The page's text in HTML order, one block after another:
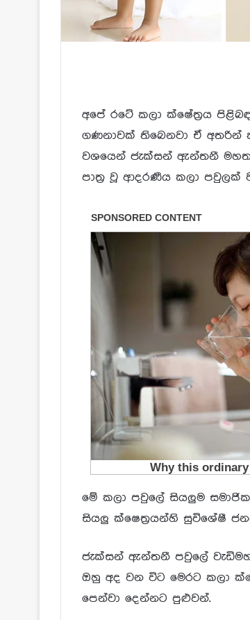
අපේ රටේ කලා ක්ෂේත්‍රය
ගණනාවක් තිබෙනවා ඒ අතරින්
වශයෙන් ජැක්සන් ඇන්තනී
පාත්‍ර වූ ආදරණීය කලා පවුලක්
මේ කලා පවුලේ සියලුම
සියලු ක්ෂෙත්‍රයන්හි සුවිශේෂී
ජැක්සන් ඇන්තනී පවුලේ
ඔහු අද වන විට මෙරට කලා
පෙන්වා දෙන්නට පුළුවන්.